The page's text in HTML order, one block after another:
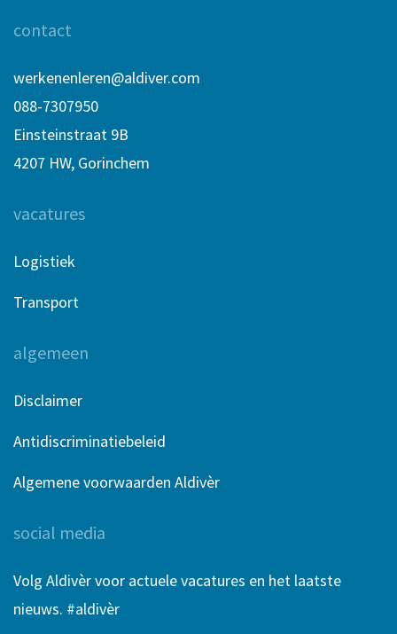
contact
werkenenleren@aldiver.com
088-7307950
Einsteinstraat 9B
4207 HW, Gorinchem
vacatures
Logistiek
Transport
algemeen
Disclaimer
Antidiscriminatiebeleid
Algemene voorwaarden Aldivèr
social media
Volg Aldivèr voor actuele vacatures en het laatste
nieuws. #aldivèr